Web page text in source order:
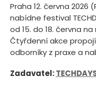
Praha 12. června 2026
nabídne festival
od 15. do 18. června
Čtyřdenní akce
odborníky z praxe a
Zadavatel: